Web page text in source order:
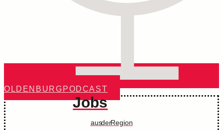
OLDENBURG PODCAST
Jobs
aus der Region